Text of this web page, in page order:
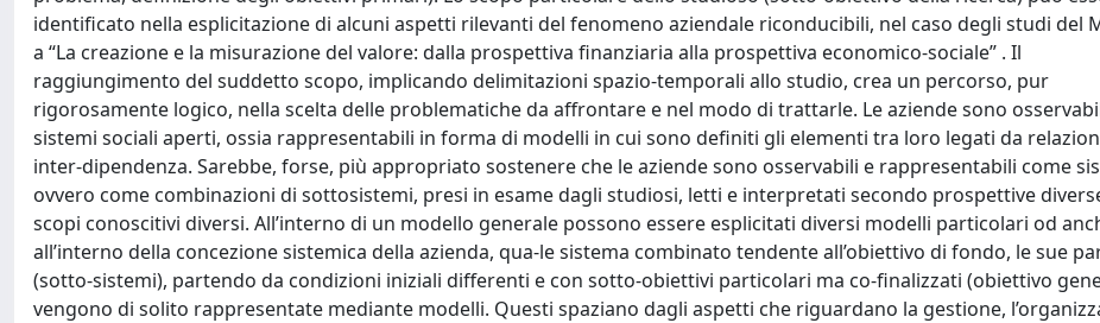
identificato nella esplicitazione di alcuni aspetti rilevanti del fenomeno aziendale riconducibili, nel caso degli studi del
a “La creazione e la misurazione del valore: dalla prospettiva finanziaria alla prospettiva economico-sociale” . Il
raggiungimento del suddetto scopo, implicando delimitazioni spazio-temporali allo studio, crea un percorso, pur
rigorosamente logico, nella scelta delle problematiche da affrontare e nel modo di trattarle. Le aziende sono
sistemi sociali aperti, ossia rappresentabili in forma di modelli in cui sono definiti gli elementi tra loro legati da
inter-dipendenza. Sarebbe, forse, più appropriato sostenere che le aziende sono osservabili e rappresentabili come
ovvero come combinazioni di sottosistemi, presi in esame dagli studiosi, letti e interpretati secondo prospettive
scopi conoscitivi diversi. All’interno di un modello generale possono essere esplicitati diversi modelli particolari od
all’interno della concezione sistemica della azienda, qua-le sistema combinato tendente all’obiettivo di fondo, le sue
(sotto-sistemi), partendo da condizioni iniziali differenti e con sotto-obiettivi particolari ma co-finalizzati (obiettivo
vengono di solito rappresentate mediante modelli. Questi spaziano dagli aspetti che riguardano la gestione,